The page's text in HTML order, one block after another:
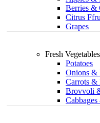
Berries &
Citrus
Grapes
Fresh Vegetables
Potatoes
Onions &
Carrots &
Brovvoli